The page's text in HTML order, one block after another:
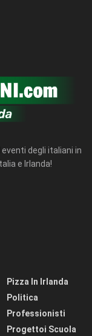
degli italiani in
e Irlanda!
Pizza In Irlanda
Politica
Professionisti
Progettoi Scuola